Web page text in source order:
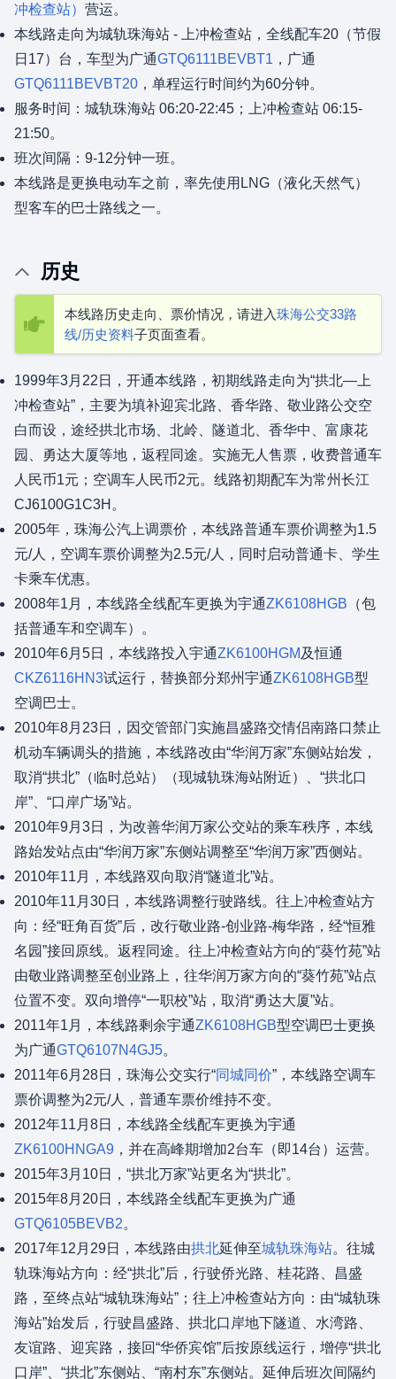
冲检查站） 营运。
本线路走向为城轨珠海站 - 上冲检查站，全线配车20（节假
日17）台，车型为广通GTQ6111BEVBT1 ，广通
GTQ6111BEVBT20 ，单程运行时间约为60分钟。
服务时间：城轨珠海站 06:20-22:45；上冲检查站 06:15-
21:50。
班次间隔：9-12分钟一班。
本线路是更换电动车之前，率先使用LNG（液化天然气）
型客车的巴士路线之一。
历史
本线路历史走向、票价情况，请进入珠海公交33路
线/历史资料子页面查看。
1999年3月22日，开通本线路，初期线路走向为“拱北—上
冲检查站”，主要为填补迎宾北路、香华路、敬业路公交空
白而设，途经拱北市场、北岭、隧道北、香华中、富康花
园、勇达大厦等地，返程同途。实施无人售票，收费普通车
人民币1元；空调车人民币2元。线路初期配车为常州长江
CJ6100G1C3H。
2005年，珠海公汽上调票价，本线路普通车票价调整为1.5
元/人，空调车票价调整为2.5元/人，同时启动普通卡、学生
卡乘车优惠。
2008年1月，本线路全线配车更换为宇通ZK6108HGB （包
括普通车和空调车）。
2010年6月5日，本线路投入宇通ZK6100HGM 及恒通
CKZ6116HN3试运行，替换部分郑州宇通ZK6108HGB型
空调巴士。
2010年8月23日，因交管部门实施昌盛路交情侣南路口禁止
机动车辆调头的措施，本线路改由“华润万家”东侧站始发，
取消“拱北”（临时总站）（现城轨珠海站附近）、“拱北口
岸”、“口岸广场”站。
2010年9月3日，为改善华润万家公交站的乘车秩序，本线
路始发站点由“华润万家”东侧站调整至“华润万家”西侧站。
2010年11月，本线路双向取消“隧道北”站。
2010年11月30日，本线路调整行驶路线。往上冲检查站方
向：经“旺角百货”后，改行敬业路-创业路-梅华路，经“恒雅
名园”接回原线。返程同途。往上冲检查站方向的“葵竹苑”站
由敬业路调整至创业路上，往华润万家方向的“葵竹苑”站点
位置不变。双向增停“一职校”站，取消“勇达大厦”站。
2011年1月，本线路剩余宇通ZK6108HGB型空调巴士更换
为广通GTQ6107N4GJ5。
2011年6月28日，珠海公交实行“同城同价”，本线路空调车
票价调整为2元/人，普通车票价维持不变。
2012年11月8日，本线路全线配车更换为宇通
ZK6100HNGA9 ，并在高峰期增加2台车（即14台）运营。
2015年3月10日，“拱北万家”站更名为“拱北”。
2015年8月20日，本线路全线配车更换为广通
GTQ6105BEVB2。
2017年12月29日，本线路由拱北延伸至城轨珠海站。往城
轨珠海站方向：经“拱北”后，行驶侨光路、桂花路、昌盛
路，至终点站“城轨珠海站”；往上冲检查站方向：由“城轨珠
海站”始发后，行驶昌盛路、拱北口岸地下隧道、水湾路、
友谊路、迎宾路，接回“华侨宾馆”后按原线运行，增停“拱北
口岸”、“拱北”东侧站、“南村东”东侧站。延伸后班次间隔约